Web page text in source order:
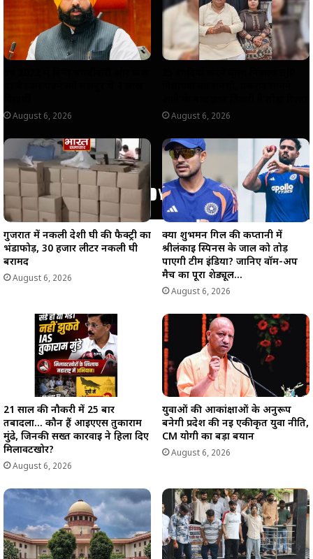
k
m
k
August 6, 2026 August 6, 2026
गुजरात में नकली देशी घी की फैक्ट्री का
भंडाफोड़, 30 हजार लीटर नकली घी
बरामद
August 6, 2026
क्या शुभमन गिल की कप्तानी में
श्रीलंकाई स्पिनर्स के जाल को तोड़
पाएगी टीम इंडिया? जानिए वॉर्म-अप
मैच का पूरा शेड्यूल…
August 6, 2026
21 साल की नौकरी में 25 बार
तबादला… कौन हैं आईएएस तुकाराम
मुंढे, जिनकी सख्त कार्रवाई ने हिला दिए
मिलावटखोर?
August 6, 2026
युवाओं की आकांक्षाओं के अनुरूप
बनेगी प्रदेश की नई एकीकृत युवा नीति,
CM योगी का बड़ा बयान
August 6, 2026